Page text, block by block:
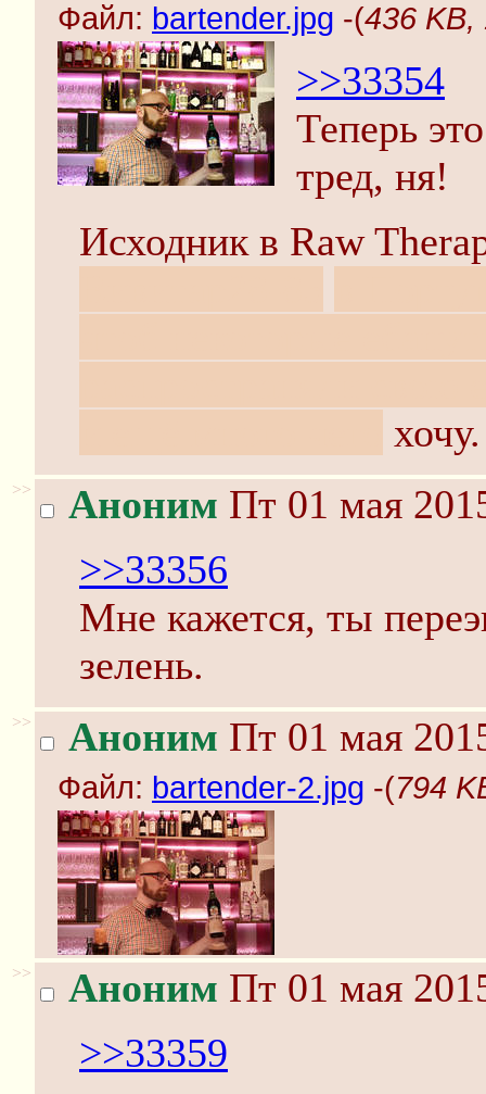
Файл: bartender.jpg -(436 KB,
>>33354
Теперь
тред, ня!
Исходник в Raw
хочу.
>> Аноним Пт 01 мая
>>33356
Мне кажется, ты
зелень.
>> Аноним Пт 01 мая
Файл: bartender-2.jpg -(794
>> Аноним Пт 01 мая
>>33359